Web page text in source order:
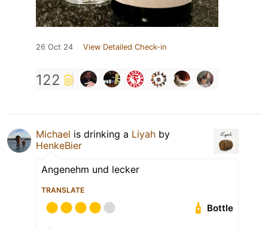
26 Oct 24 View Detailed Check-in
122
Michael is drinking a Liyah by
HenkeBier
Angenehm und lecker
TRANSLATE
Bottle